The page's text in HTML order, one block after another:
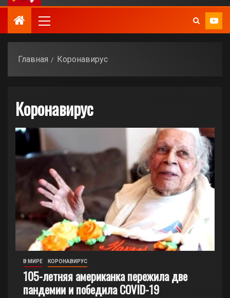
Главная Коронавирус
Коронавирус
В МИРЕ КОРОНАВИРУС
105-летняя американка пережила две
пандемии и победила COVID-19